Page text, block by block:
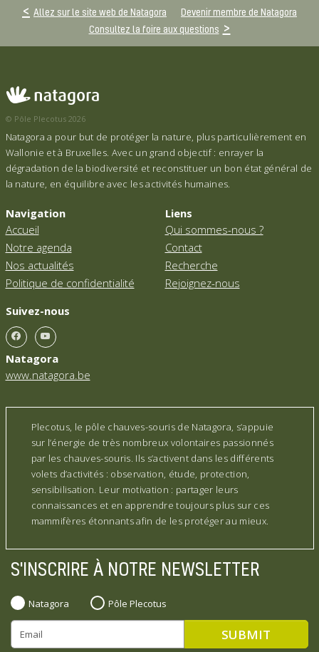
Allez sur le site web de Natagora
Devenir membre de Natagora
Consultez la foire aux questions
© Pôle Plecotus 2026
Natagora a pour but de protéger la nature, plus particulièrement en
Wallonie et à Bruxelles. Avec un grand objectif : enrayer la
dégradation de la biodiversité et reconstituer un bon état général de
la nature, en équilibre avec les activités humaines.
Navigation
Accueil
Notre agenda
Nos actualités
Politique de confidentialité
Liens
Qui sommes-nous ?
Contact
Recherche
Rejoignez-nous
Suivez-nous
Natagora
www.natagora.be
Plecotus, le pôle chauves-souris de Natagora, s’appuie
sur l’énergie de très nombreux volontaires passionnés
par les chauves-souris. Ils s’activent dans les différents
volets d’activités : observation, étude, protection,
sensibilisation. Leur motivation : partager leurs
connaissances et en apprendre toujours plus sur ces
mammifères étonnants afin de les protéger au mieux.
S'INSCRIRE À NOTRE NEWSLETTER
Natagora Pôle Plecotus